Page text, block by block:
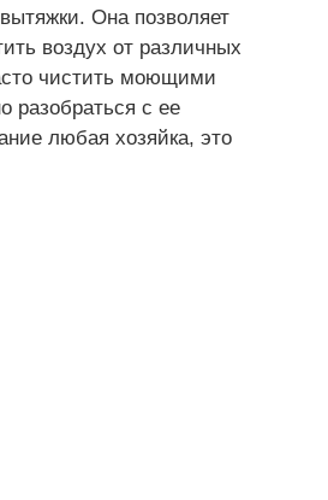
Она позволяет
воздух от различных
чистить моющими
разобраться с ее
любая хозяйка, это